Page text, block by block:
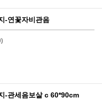
-연꽃자비관음
-관세음보살 c 60*90cm